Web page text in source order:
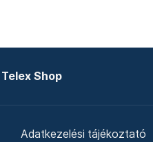
Telex Shop
Adatkezelési tájékoztató